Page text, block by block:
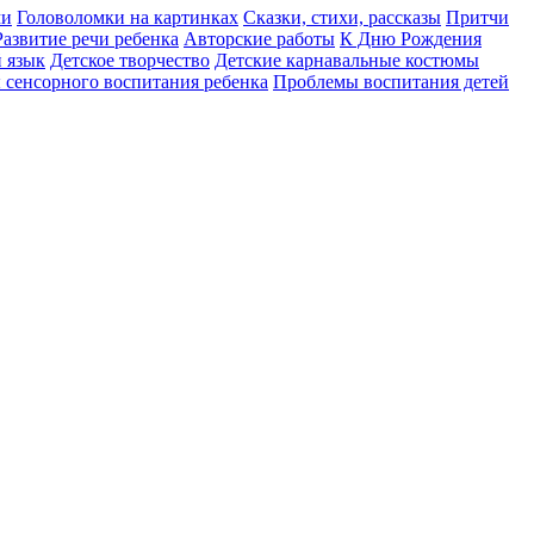
Головоломки на картинках Сказки, стихи, рассказы Притчи
речи ребенка Авторские работы К Дню Рождения
язык Детское творчество Детские карнавальные костюмы
воспитания ребенка Проблемы воспитания детей